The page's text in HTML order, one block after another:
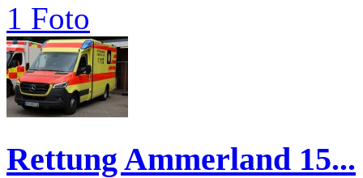
1 Foto
Rettung Ammerland 15...